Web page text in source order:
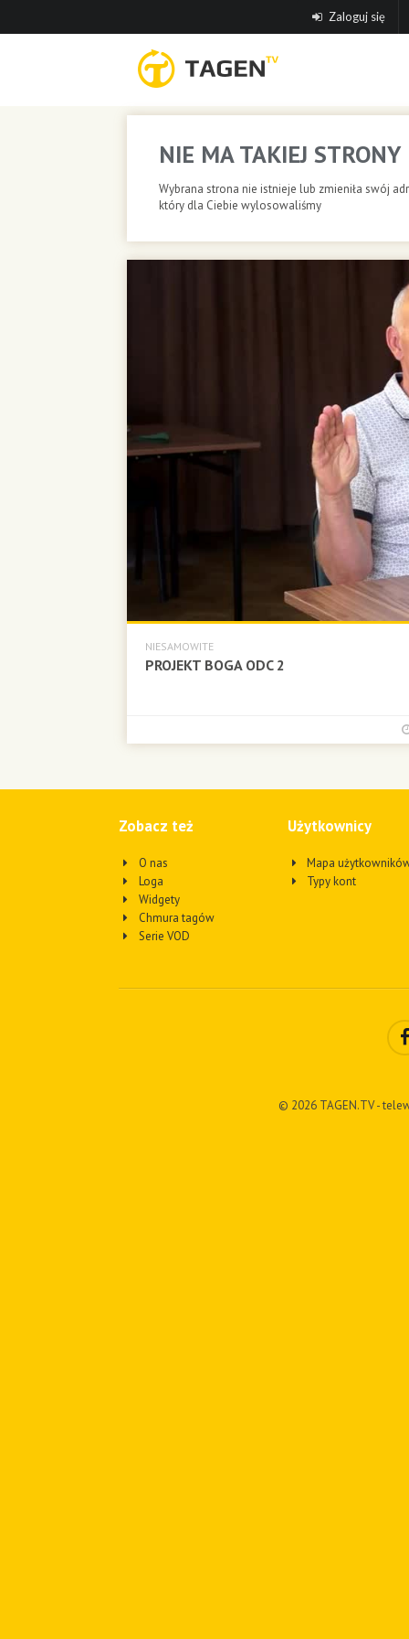
Zaloguj się
NIE MA TAKIEJ STRONY
Wybrana strona nie istnieje lub zmieniła swój
który dla Ciebie wylosowaliśmy
NIESAMOWITE
PROJEKT BOGA ODC 2
Zobacz też
O nas
Loga
Widgety
Chmura tagów
Serie VOD
Użytkownicy
Mapa
Typy kont
© 2026 TAGEN.TV -